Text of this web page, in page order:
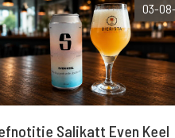
03-
Salikatt Even Keel